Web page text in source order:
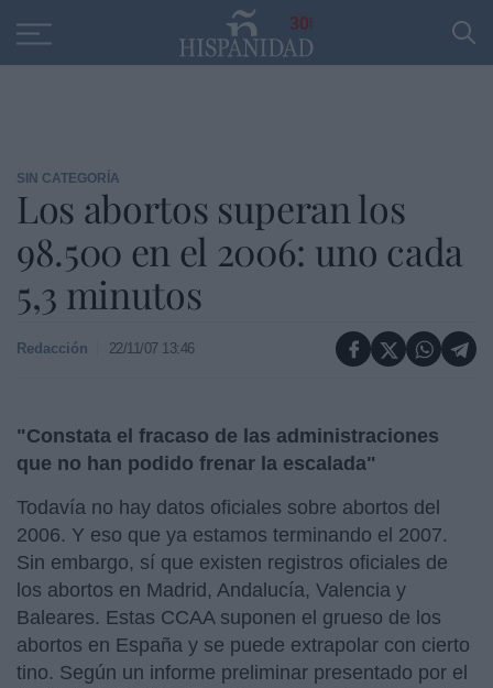
30
SIN CATEGORÍA
Los abortos superan los
98.500 en el 2006: uno cada
5,3 minutos
Redacción 22/11/07 13:46
"Constata el fracaso de las administraciones
que no han podido frenar la escalada"
Todavía no hay datos oficiales sobre abortos del
2006. Y eso que ya estamos terminando el 2007.
Sin embargo, sí que existen registros oficiales de
los abortos en Madrid, Andalucía, Valencia y
Baleares. Estas CCAA suponen el grueso de los
abortos en España y se puede extrapolar con cierto
tino. Según un informe preliminar presentado por el